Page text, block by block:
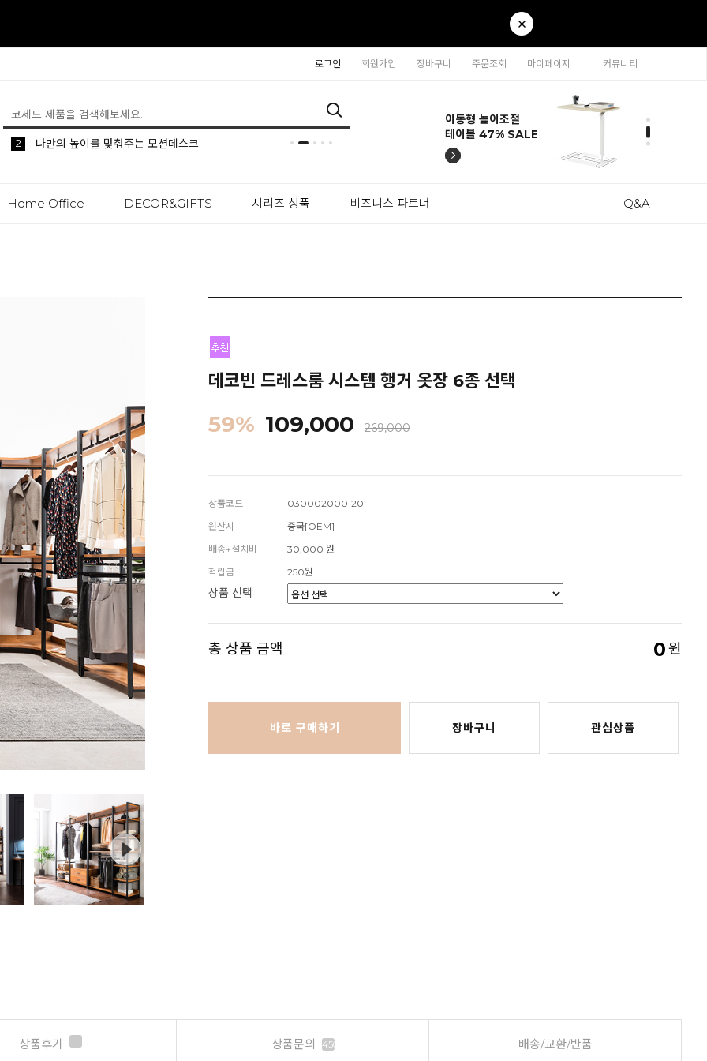
로그인 회원가입 장바구니 주문조회 마이페이지 커뮤니티
5 생활 속 편리한 이동식 사이드 테이블 시리즈
1 공간분리 인테리어의 시작 파티션
2 나만의 높이를 맞춰주는 모션데스크
티나 인테리어의자
57% SALE
카라 연결형책장
65% SALE
이동형 높이조절
테이블 47% SALE
티나 인테리어의자
57% SALE
카라 연결형책장
65% SALE
Home Office DECOR&GIFTS 시리즈 상품 비즈니스 파트너 Q&A
데코빈 드레스룸 시스템 행거 옷장 6종 선택
59% 109,000 269,000
상품코드
030002000120
원산지
중국[OEM]
배송+설치비
30,000 원
적립금
250원
상품 선택
총 상품 금액 0원
바로 구매하기 장바구니 관심상품
상품후기 상품문의 450 배송/교환/반품